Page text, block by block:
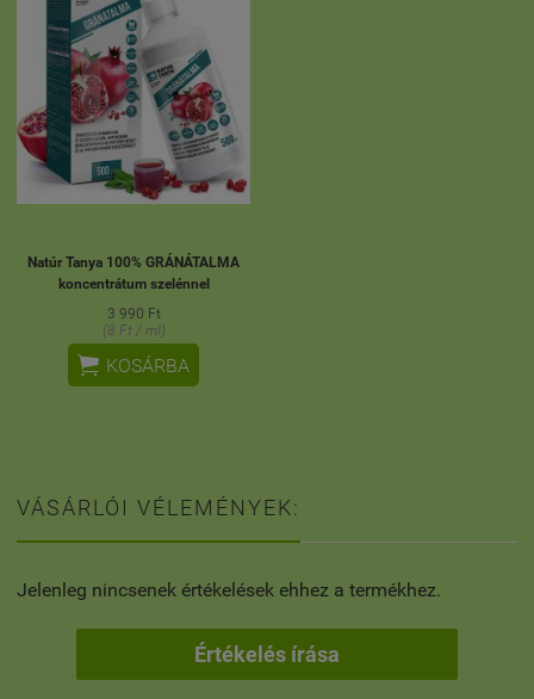
Natúr Tanya 100% GRÁNÁTALMA
koncentrátum szelénnel
3 990 Ft
(8 Ft / ml)
 KOSÁRBA
VÁSÁRLÓI VÉLEMÉNYEK:
Jelenleg nincsenek értékelések ehhez a termékhez.
Értékelés írása